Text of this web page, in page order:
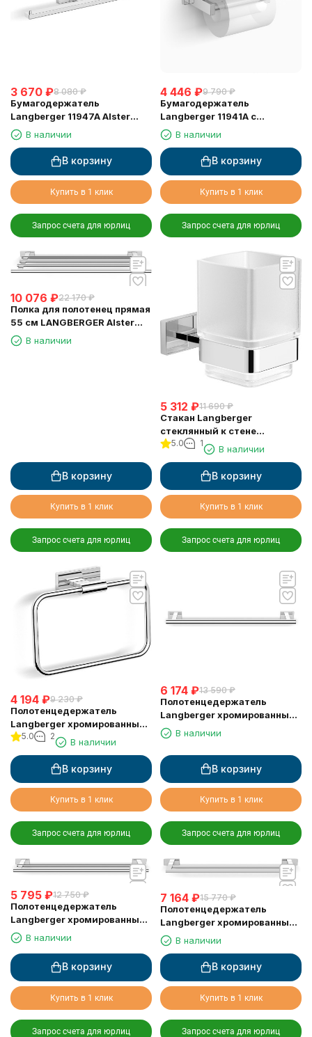
3 670 ₽8 080 ₽
Бумагодержатель
Langberger 11947A Alster
двойной
В наличии
В корзину
Купить в 1 клик
Запрос счета для юрлиц
4 446 ₽9 790 ₽
Бумагодержатель
Langberger 11941A с
крышкой горизонтальный
В наличии
В корзину
Купить в 1 клик
Запрос счета для юрлиц
10 076 ₽22 170 ₽
Полка для полотенец прямая
55 см LANGBERGER Alster
10903BВ наличии
В корзину
Купить в 1 клик
Запрос счета для юрлиц
5 312 ₽11 690 ₽
Стакан Langberger
стеклянный к стене
квадратный 11911A
5.0 1
В наличии
В корзину
Купить в 1 клик
Запрос счета для юрлиц
4 194 ₽9 230 ₽
Полотенцедержатель
Langberger хромированный
к стене "квадрат" 10938A
5.0 2
В наличии
В корзину
Купить в 1 клик
Запрос счета для юрлиц
6 174 ₽13 590 ₽
Полотенцедержатель
Langberger хромированный
к стене одинарный 55 см
10901A
В наличии
В корзину
Купить в 1 клик
Запрос счета для юрлиц
5 795 ₽12 750 ₽
Полотенцедержатель
Langberger хромированный
к стене двойной 55 см
10902A
В наличии
В корзину
Купить в 1 клик
Запрос счета для юрлиц
7 164 ₽15 770 ₽
Полотенцедержатель
Langberger хромированный
к стене двойной 60 см
11902A
В наличии
В корзину
Купить в 1 клик
Запрос счета для юрлиц